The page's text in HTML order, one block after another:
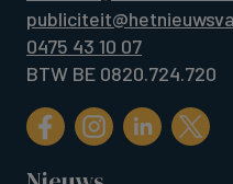
0475 43 10 07
BTW BE 0820.724.720